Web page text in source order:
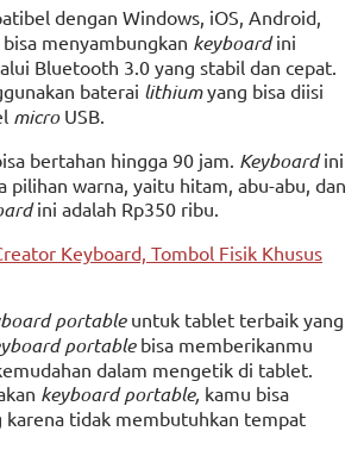
dengan Windows, iOS, Android,
menyambungkan keyboardini
Bluetooth 3.0 yang stabil dan cepat.
baterai lithiumyang bisa diisi
micro USB.
bertahan hingga 90 jam. Keyboardini
pilihan warna, yaitu hitam, abu-abu, dan
ini adalah Rp350 ribu.
Keyboard, Tombol Fisik Khusus
portable untuk tablet terbaik yang
portable bisa memberikanmu
dalam mengetik di tablet.
keyboard portable, kamu bisa
karena tidak membutuhkan tempat